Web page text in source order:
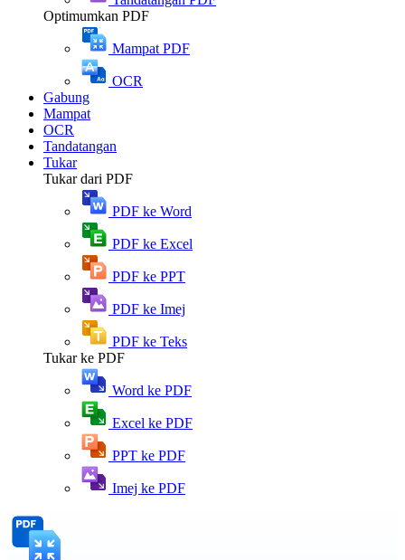
Optimumkan PDF
Mampat PDF
OCR
Gabung
Mampat
OCR
Tandatangan
Tukar
Tukar dari PDF
PDF ke Word
PDF ke Excel
PDF ke PPT
PDF ke Imej
PDF ke Teks
Tukar ke PDF
Word ke PDF
Excel ke PDF
PPT ke PDF
Imej ke PDF